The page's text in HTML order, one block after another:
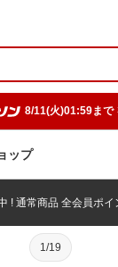
8/11(火)01:59まで
ップ
! 通常商品 全会員ポイ
1/19